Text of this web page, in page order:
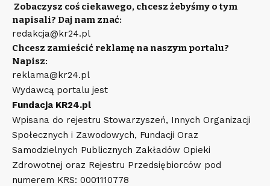
Zobaczysz coś ciekawego, chcesz żebyśmy o tym
napisali? Daj nam znać:
redakcja@kr24.pl
Chcesz zamieścić reklamę na naszym portalu?
Napisz:
reklama@kr24.pl
Wydawcą portalu jest
Fundacja KR24.pl
Wpisana do rejestru Stowarzyszeń, Innych Organizacji
Społecznych i Zawodowych, Fundacji Oraz
Samodzielnych Publicznych Zakładów Opieki
Zdrowotnej oraz Rejestru Przedsiębiorców pod
numerem KRS: 0001110778